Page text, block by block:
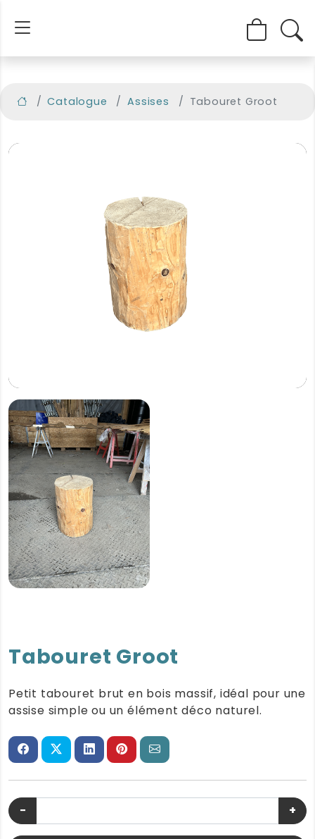
Catalogue Assises Tabouret Groot
Tabouret Groot
Petit tabouret brut en bois massif, idéal pour une
assise simple ou un élément déco naturel.
− +